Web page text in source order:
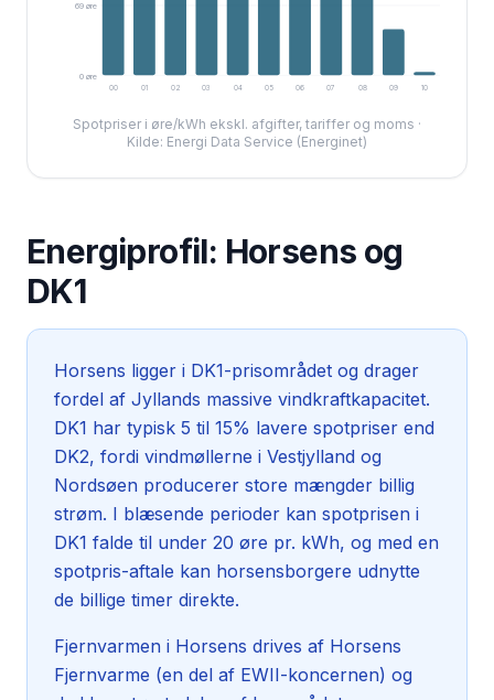
69øre
0øre
00 01 02 03 04 05 06 07 08 09 10
Spotpriser i øre/kWh ekskl. afgifter, tariffer og moms ·
Kilde: Energi Data Service (Energinet)
Energiprofil: Horsens og
DK1
Horsens ligger i DK1-prisområdet og drager
fordel af Jyllands massive vindkraftkapacitet.
DK1 har typisk 5 til 15% lavere spotpriser end
DK2, fordi vindmøllerne i Vestjylland og
Nordsøen producerer store mængder billig
strøm. I blæsende perioder kan spotprisen i
DK1 falde til under 20 øre pr. kWh, og med en
spotpris-aftale kan horsensborgere udnytte
de billige timer direkte.
Fjernvarmen i Horsens drives af Horsens
Fjernvarme (en del af EWII-koncernen) og